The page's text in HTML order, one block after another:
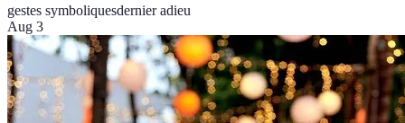
gestes symboliquesdernier adieu
Aug 3